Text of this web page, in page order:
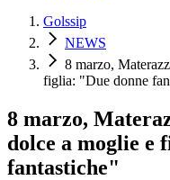
Golssip
NEWS
8 marzo,
figlia: "Due donne
8 marzo,
dolce a moglie e
fantastiche"